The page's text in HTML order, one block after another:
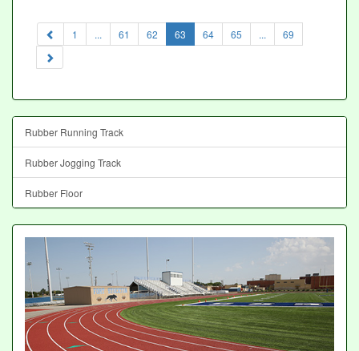
1 ... 61 62 63 (current)
64 65 ... 69
Rubber Running Track
Rubber Jogging Track
Rubber Floor